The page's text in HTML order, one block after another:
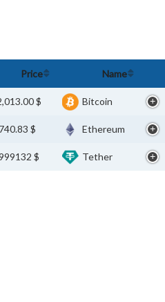
Name
Price
Bitcoin
$ 62,013.00
Ethereum
$ 1,740.83
Tether
$ 0.999132